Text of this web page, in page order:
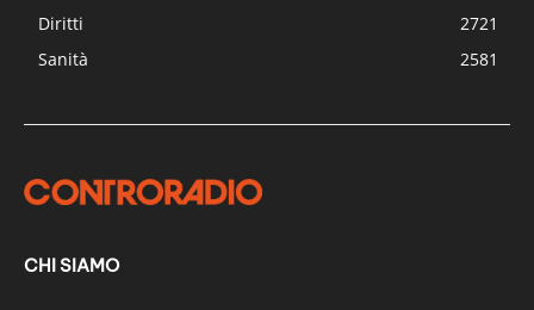
Diritti
2721
Sanità
2581
CHI SIAMO